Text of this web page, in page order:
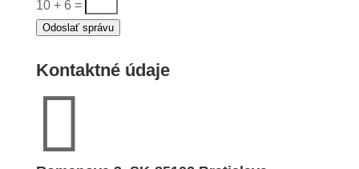
10 + 6 =
Odoslať správu
Kontaktné údaje
